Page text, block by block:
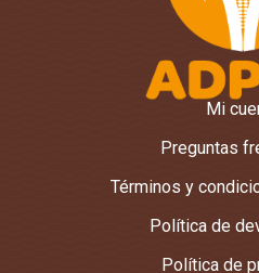
Mi
Preguntas
Términos y
Política de
Política de